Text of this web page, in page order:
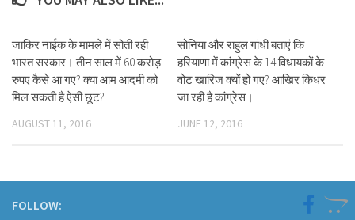
जाकिर नाईक के मामले में सोती रही
भारत सरकार। तीन साल में 60 करोड़
रुपए कैसे आ गए? क्या आम आदमी को
मिल सकती है ऐसी छूट?
AUGUST 11, 2016
सोनिया और राहुल गांधी बताएं कि
हरियाणा में कांग्रेस के 14 विधायकों के
वोट खारिज क्यों हो गए? आखिर किधर
जा रही है कांग्रेस।
JUNE 12, 2016
FOLLOW: